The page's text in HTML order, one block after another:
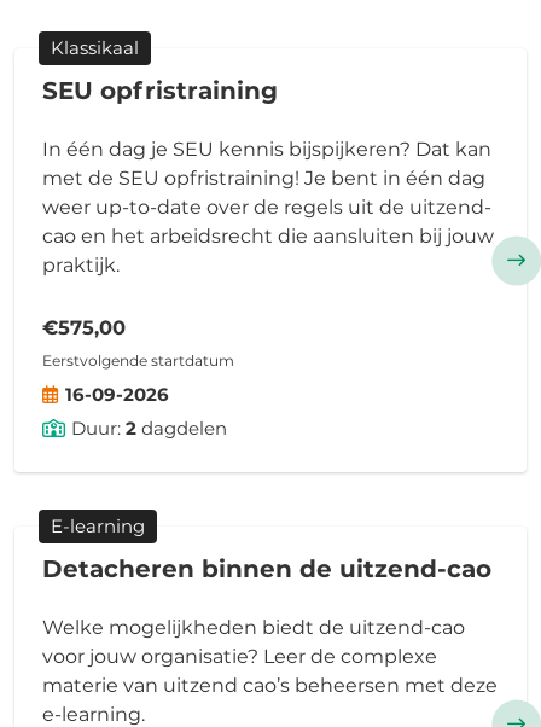
Klassikaal
SEU opfristraining
In één dag je SEU kennis bijspijkeren? Dat kan
met de SEU opfristraining! Je bent in één dag
weer up-to-date over de regels uit de uitzend-
cao en het arbeidsrecht die aansluiten bij jouw
praktijk.
€575,00
Eerstvolgende startdatum
16-09-2026
Duur: 2dagdelen
E-learning
Detacheren binnen de uitzend-cao
Welke mogelijkheden biedt de uitzend-cao
voor jouw organisatie? Leer de complexe
materie van uitzend cao’s beheersen met deze
e-learning.